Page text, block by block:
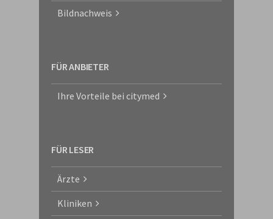
Bildnachweis
FÜR ANBIETER
Ihre Vorteile bei citymed
FÜR LESER
Ärzte
Kliniken